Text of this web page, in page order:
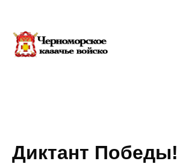
Диктант Победы!